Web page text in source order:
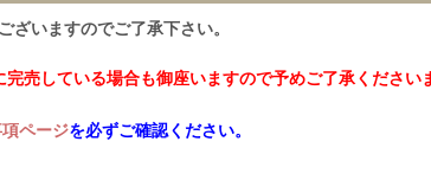
ざいますのでご了承下さい。
売している場合も御座いますので予めご了承ください
ページを必ずご確認ください。